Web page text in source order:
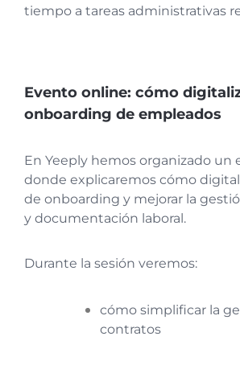
tiempo a tareas administrativas
Evento online: cómo
onboarding de empleados
En Yeeply hemos organizado un
donde explicaremos cómo
de onboarding y mejorar la
y documentación laboral.
Durante la sesión veremos:
cómo simplificar la
contratos